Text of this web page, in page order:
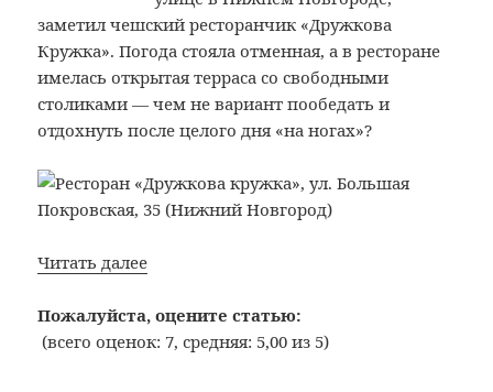
заметил чешский ресторанчик «Дружкова
Кружка». Погода стояла отменная, а в ресторане
имелась открытая терраса со свободными
столиками — чем не вариант пообедать и
отдохнуть после целого дня «на ногах»?
Читать далееBon
№341:
Ресторан
Пожалуйста, оцените статью:
(всего оценок: 7, средняя: 5,00 из 5)